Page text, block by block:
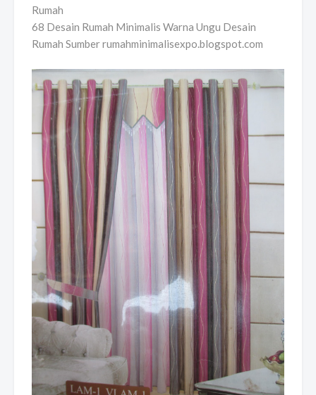
68 Desain Rumah Minimalis Warna Ungu Desain
Rumah Sumber rumahminimalisexpo.blogspot.com